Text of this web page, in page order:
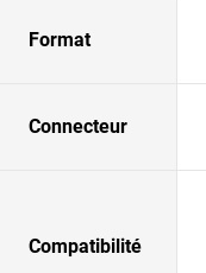
Format
Connecteur
Compatibilité